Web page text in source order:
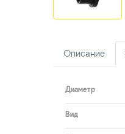
Описание
Диаметр
Вид